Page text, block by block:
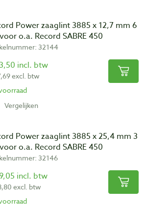
Power zaaglint 3885 x 12,7 mm 6
o.a. Record SABRE 450
32144
incl. btw
excl. btw
Vergelijken
Power zaaglint 3885 x 25,4 mm 3
o.a. Record SABRE 450
32146
incl. btw
excl. btw